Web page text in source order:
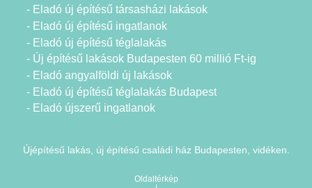
- Eladó új építésű társasházi lakások
- Eladó új építésű ingatlanok
- Eladó új építésű téglalakás
- Új építésű lakások Budapesten 60 millió Ft-ig
- Eladó angyalföldi új lakások
- Eladó új építésű téglalakás Budapest
- Eladó újszerű ingatlanok
Újépítésű lakás, új építésű családi ház Budapesten, vidéken.
Oldaltérkép